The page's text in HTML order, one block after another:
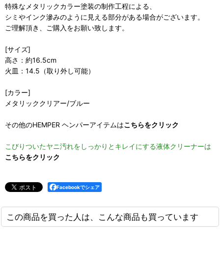
特殊なメタリックカラー塗装の制作工程による、
シミやインク滲みのように見える部分がある場合がございます。
ご理解頂き、ご購入をお願い致します。
[サイズ]
高さ：約16.5cm
火皿：14.5（取り外し可能）
[カラー]
メタリッククリアー/ブルー
その他のHEMPER ヘンパーアイテムはこちらをクリック
こびりついたヤニ汚れをしっかりとキレイにする液体クリーナーは
こちらをクリック
Facebookでシェア
この商品を買った人は、こんな商品も買っています